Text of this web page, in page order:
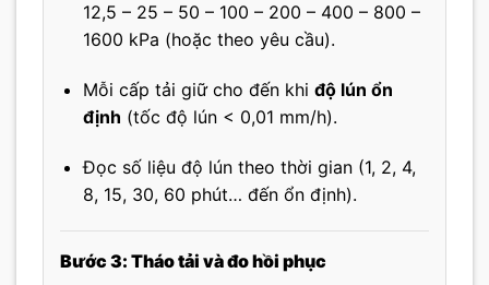
12,5 – 25 – 50 – 100 – 200 – 400 – 800 –
1600 kPa (hoặc theo yêu cầu).
Mỗi cấp tải giữ cho đến khi độ lún ổn
định (tốc độ lún < 0,01 mm/h).
Đọc số liệu độ lún theo thời gian (1, 2, 4,
8, 15, 30, 60 phút… đến ổn định).
Bước 3: Tháo tải và đo hồi phục